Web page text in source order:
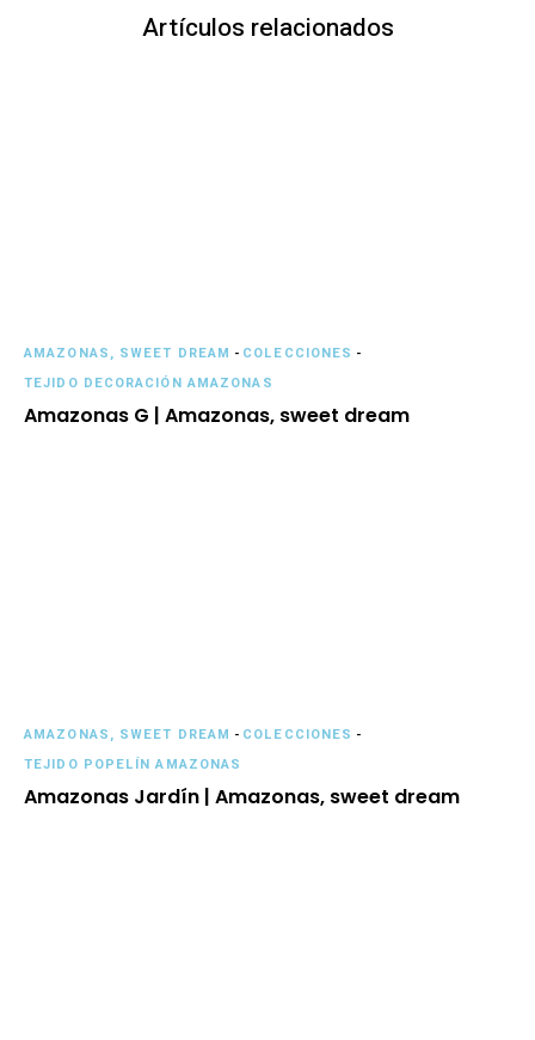
Artículos relacionados
AMAZONAS, SWEET DREAM - COLECCIONES -
TEJIDO DECORACIÓN AMAZONAS
Amazonas G | Amazonas, sweet dream
AMAZONAS, SWEET DREAM - COLECCIONES -
TEJIDO POPELÍN AMAZONAS
Amazonas Jardín | Amazonas, sweet dream